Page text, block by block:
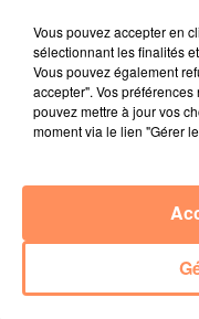
4 juillet 2022
Radio Star Live
27 juin 2022
Marseille : une
27 juin 2022
Le cocholed
jusqu'au bout de
Toulon : des
Vous pouvez accepter en
sélectionnant les finalités
Vous pouvez également
accepter". Vos
pouvez mettre à jour vos
moment via le lien "Gérer